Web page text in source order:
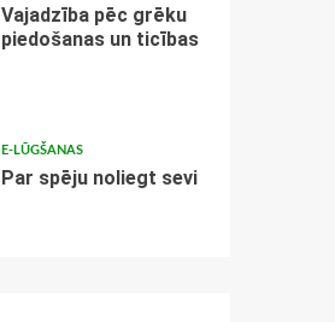
Vajadzība pēc grēku
piedošanas un ticības
E-LŪGŠANAS
Par spēju noliegt sevi